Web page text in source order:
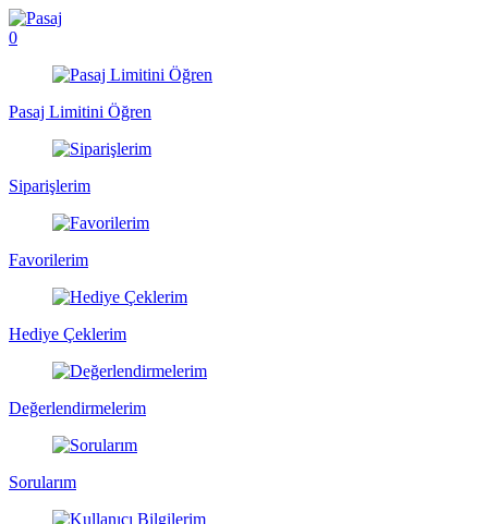
0
Pasaj Limitini Öğren
Siparişlerim
Favorilerim
Hediye Çeklerim
Değerlendirmelerim
Sorularım